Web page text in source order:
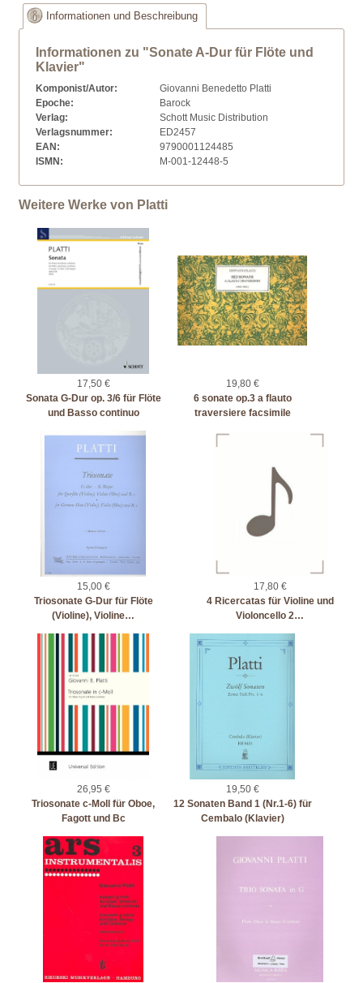
Informationen und Beschreibung
Informationen zu "Sonate A-Dur für Flöte und
Klavier"
Komponist/Autor:
Giovanni Benedetto Platti
Epoche:
Barock
Verlag:
Schott Music Distribution
Verlagsnummer:
ED2457
EAN:
9790001124485
ISMN:
M-001-12448-5
Weitere Werke von Platti
17,50 €
Sonata G-Dur op. 3/6 für Flöte
und Basso continuo
19,80 €
6 sonate op.3 a flauto
traversiere facsimile
15,00 €
Triosonate G-Dur für Flöte
(Violine), Violine…
17,80 €
4 Ricercatas für Violine und
Violoncello 2…
26,95 €
Triosonate c-Moll für Oboe,
Fagott und Bc
19,50 €
12 Sonaten Band 1 (Nr.1-6) für
Cembalo (Klavier)